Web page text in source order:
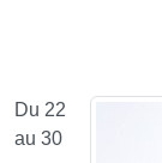
Du 22
au 30